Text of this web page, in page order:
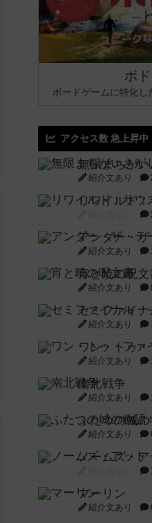
ボ
ボードゲームに特化
アクセス数 急上昇中
無限まちがい
紹介文あり
紹介文あり
宵と暁の呪文
紹介文あり
紹介文あり
ワン・トゥ
紹介文あり
南北戦争
紹介文あり
ふたつの城の
紹介文あり
ノームズ・ア
マーリン
紹介文あり